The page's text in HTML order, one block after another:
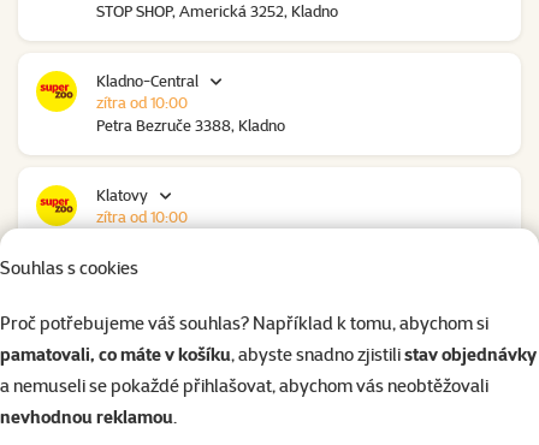
Souhlas s cookies
Proč potřebujeme váš souhlas? Například k tomu, abychom si
pamatovali, co máte v košíku, abyste snadno zjistilistav objednávky
a nemuseli se pokaždé přihlašovat, abychom vás neobtěžovali
nevhodnou reklamou.
STOP SHOP, Americká 3252, Kladno
Kladno-Central
Petra Bezruče 3388, Kladno
zítra od 10:00
Klatovy
zítra od 10:00
Polepská 979, Kolín
zítra od 09:00
Kolín Ovčáry